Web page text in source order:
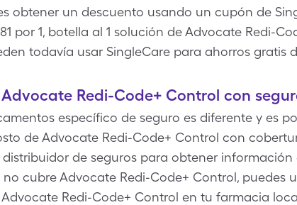
obtener un descuento usando un cupón de
por 1, botella al 1 solución de Advocate Redi-
todavía usar SingleCare para ahorros gratis
Redi-Code+ Control con
específico de seguro es diferente y es
de Advocate Redi-Code+ Control con
de seguros para obtener
cubre Advocate Redi-Code+ Control, puedes
Redi-Code+ Control en tu farmacia